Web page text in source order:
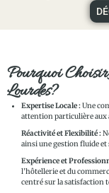
Pourquoi
Lourdes?
Expertise Locale :Une
attention particulière aux
Réactivité et Flexibilité :
ainsi une gestion fluide
Expérience et
l’hôtellerie et du
centré sur la satisfaction